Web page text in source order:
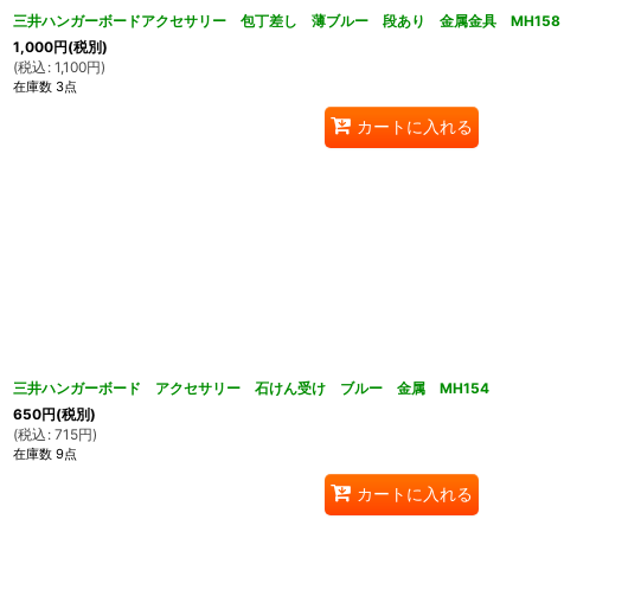
三井ハンガーボードアクセサリー 包丁差し 薄ブルー 段あり 金属金具 MH158
1,000円(税別)
(税込 : 1,100円)
在庫数 3点
カートに入れる
三井ハンガーボード アクセサリー 石けん受け ブルー 金属 MH154
650円(税別)
(税込 : 715円)
在庫数 9点
カートに入れる